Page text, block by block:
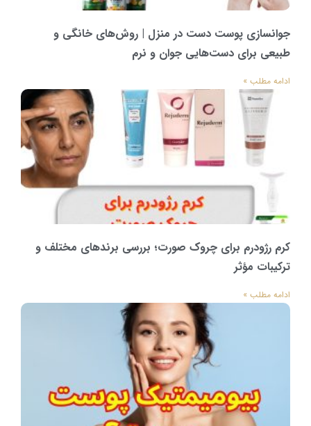
جوانسازی پوست دست در منزل | روش‌های خانگی و
طبیعی برای دست‌هایی جوان و نرم
ادامه مطلب »
کرم رژودرم برای چروک صورت؛ بررسی برندهای مختلف و
ترکیبات مؤثر
ادامه مطلب »